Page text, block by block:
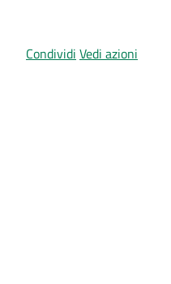
Condividi Vedi azioni